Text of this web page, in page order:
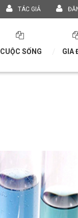
TÁC GIẢ
CUỘC SỐNG GIA